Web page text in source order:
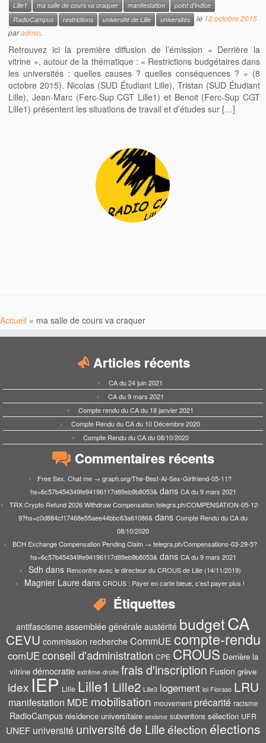
Lille1
ma salle de cours va craquer manifestation
point d'indice
RadioCampus
restrictions université de Lille universités le 12 octobre 2015
paradmin.
Retrouvez ici la première diffusion de l’émission « Derrière la
vitrine », autour de la thématique : « Restrictions budgétaires dans
les universités : quelles causes ? quelles conséquences ? » (8
octobre 2015). Nicolas (SUD Étudiant Lille), Tristan (SUD Étudiant
Lille), Jean-Marc (Ferc-Sup CGT Lille1) et Benoit (Ferc-Sup CGT
Lille1) présentent les situations de travail et d’études sur […]
Accueil » ma salle de cours va craquer
Articles récents
CA du 24 juin 2021
CA du 9 mars 2021
Compte rendu du CA du 18 janvier 2021
Compte Rendu du CA du 10 Décembre 2020
Compte Rendu du CA du 08/10/2020
Commentaires récents
Free Sex. Chat me → graph.org/The-Best-AI-Sex-Girlfriend-05-11?
hs=6c57b454349fe94196117d89eb9b8053&dans CA du 9 mars 2021
TRX Crypto Refund 2026 Withdraw Compensation telegra.ph/COMPENSATION-05-12-
9?hs=c0d884cf17468e55aee44bbc63a61086& dans Compte Rendu du CA du
08/10/2020
BCH Exchange Compensation Pending Claim → telegra.ph/Compensations-03-29-5?
hs=6c57b454349fe94196117d89eb9b8053&dans CA du 9 mars 2021
Sdh dans Rencontre avec le directeur du CROUS de Lille (14/11/2019)
Magnier Laure dans CROUS : Payer en carte bleue, c’est payer plus !
Étiquettes
antifascisme assemblée générale austérité budgetCA
CEVU commission recherche CommUE compte-rendu
comUEconseil d'administration CPE CROUS Derrière la
vitrine démocratie extrême-droite frais d'inscription Fusion grève
idex IEP Lille Lille1 Lille2 Lille3 logement loi Fioraso LRU
manifestation MDE mobilisation mouvement précarité racisme
RadioCampus résidence universitaire sexisme subventions sélection UFR
UNEF université université de Lilleélection élections